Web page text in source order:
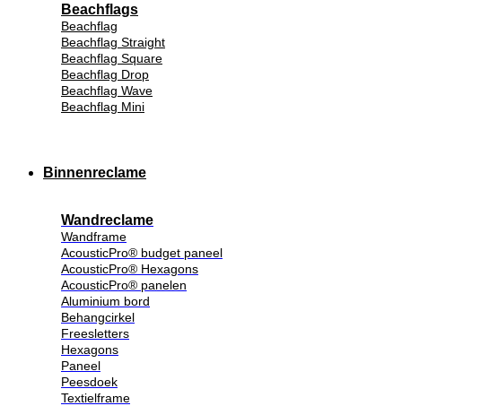
Beachflags
Beachflag
Beachflag Straight
Beachflag Square
Beachflag Drop
Beachflag Wave
Beachflag Mini
Binnenreclame
Wandreclame
Wandframe
AcousticPro® budget paneel
AcousticPro® Hexagons
AcousticPro® panelen
Aluminium bord
Behangcirkel
Freesletters
Hexagons
Paneel
Peesdoek
Textielframe